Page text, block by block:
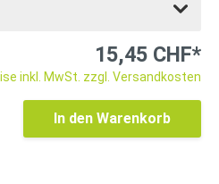
15,45 CHF*
inkl. MwSt. zzgl. Versandkosten
In den Warenkorb